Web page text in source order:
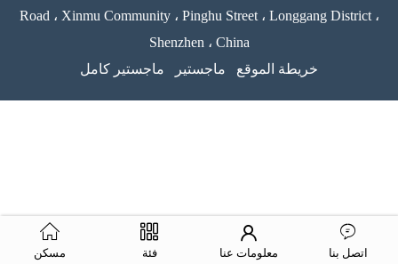
Road ، Xinmu Community ، Pinghu Street ، Longgang District ،
Shenzhen ، China
خريطة الموقع
ماجستير ماجستير كامل
مسكن فئة معلومات عنا اتصل بنا